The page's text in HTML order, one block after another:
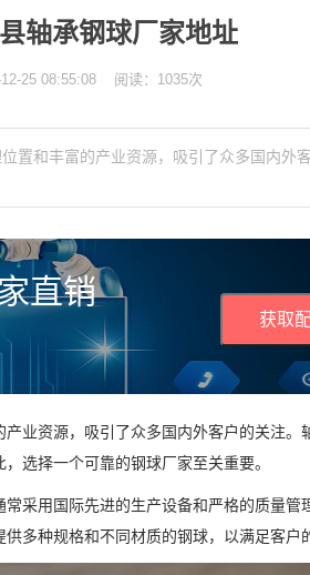
轴承钢球厂家地址
25 08:55:08 阅读：1035次
和丰富的产业资源，吸引了众多国内外
直销
获取
业资源，吸引了众多国内外客户的关注。
选择一个可靠的钢球厂家至关重要。
采用国际先进的生产设备和严格的质量管
多种规格和不同材质的钢球，以满足客户